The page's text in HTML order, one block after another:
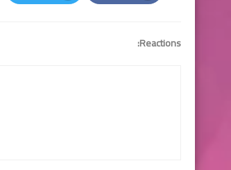
Facebook
Twitter
Reactions: